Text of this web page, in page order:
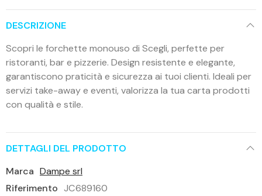
DESCRIZIONE
Scopri le forchette monouso di Scegli, perfette per
ristoranti, bar e pizzerie. Design resistente e elegante,
garantiscono praticità e sicurezza ai tuoi clienti. Ideali per
servizi take-away e eventi, valorizza la tua carta prodotti
con qualità e stile.
DETTAGLI DEL PRODOTTO
Marca Dampe srl
Riferimento JC689160